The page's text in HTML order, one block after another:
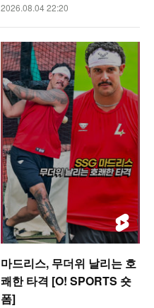
2026.08.04 22:20
마드리스, 무더위 날리는 호
쾌한 타격 [O! SPORTS 숏
폼]